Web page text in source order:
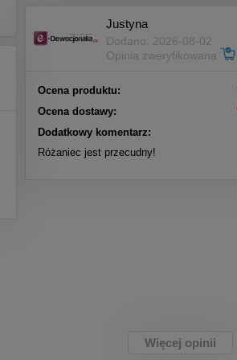
Justyna
Dodano: 2026-08-02
Opinia zweryfikowana
Ocena produktu:
Ocena dostawy:
Dodatkowy komentarz:
Różaniec jest przecudny!
Więcej opinii